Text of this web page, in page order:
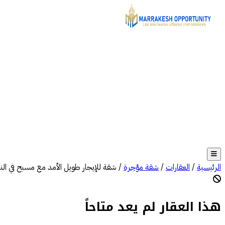
الرئيسية/العقارات/شقة مؤجرة/ شقة للإيجار طويل الأمد مع مسبح في
هذا العقار لم يعد متاحاً